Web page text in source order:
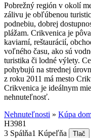
Pobrežný región v okolí
zálivu je obľúbenou
podnebiu, dobrej
plážam. Crikvenica je
kaviarní, reštaurácií,
voľného času, ako sú
turistika či lodné výlety.
pohybujú na strednej
z roku 2011 má mesto
Crikvenica je ideálnym
nehnuteľnosť.
Nehnuteľnosti » Kúpa
H3981
3 Spálňa1 Kúpeľňa Tlač